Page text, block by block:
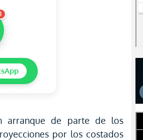
1
arranque de parte de los
por los costados